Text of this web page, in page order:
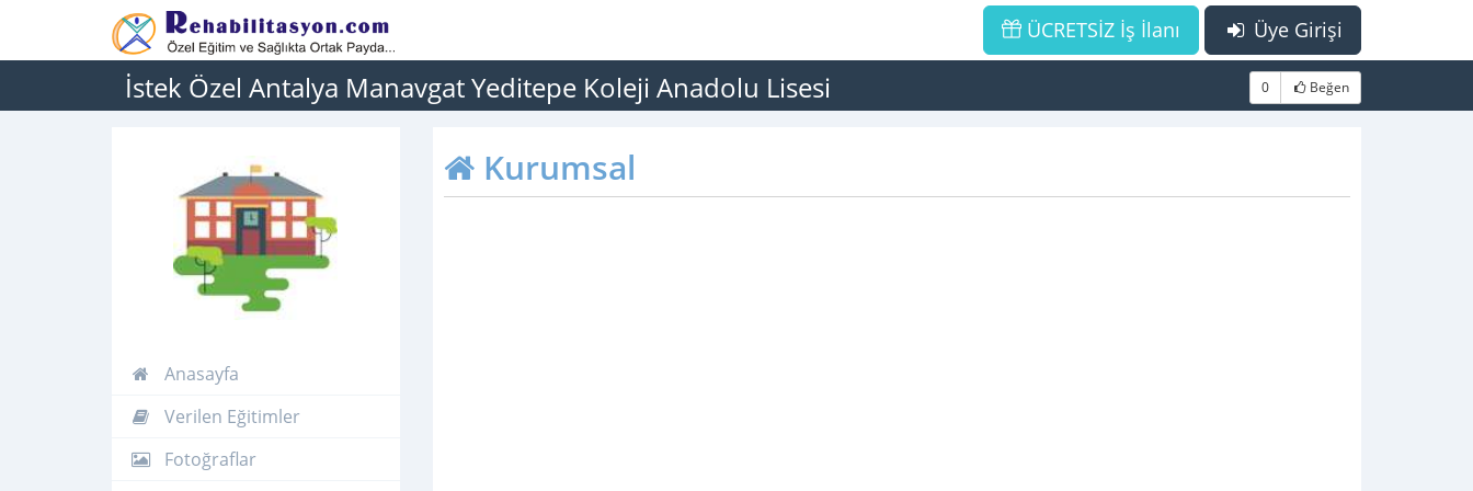
Üye Girişi
ÜCRETSİZ İş İlanı
İstek Özel Antalya Manavgat Yeditepe Koleji Anadolu Lisesi 0 Beğen
Anasayfa
Verilen Eğitimler
Fotoğraflar
Kurumsal